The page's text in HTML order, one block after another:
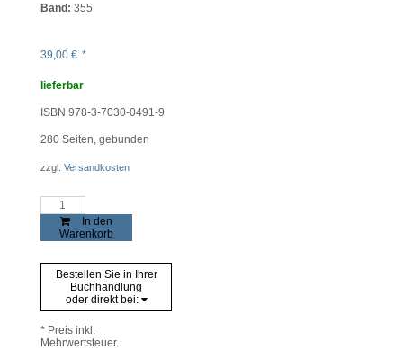
Band: 355
39,00 € *
lieferbar
ISBN 978-3-7030-0491-9
280 Seiten, gebunden
zzgl. Versandkosten
Frauenklöster
im
Alpenraum
Menge
In den
Warenkorb
Bestellen Sie in Ihrer
Buchhandlung
oder direkt bei:
* Preis inkl.
Mehrwertsteuer.